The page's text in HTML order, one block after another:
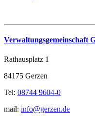
Verwaltungsgemeinschaft
Rathausplatz 1
84175 Gerzen
Tel: 08744 9604-0
mail: info@gerzen.de